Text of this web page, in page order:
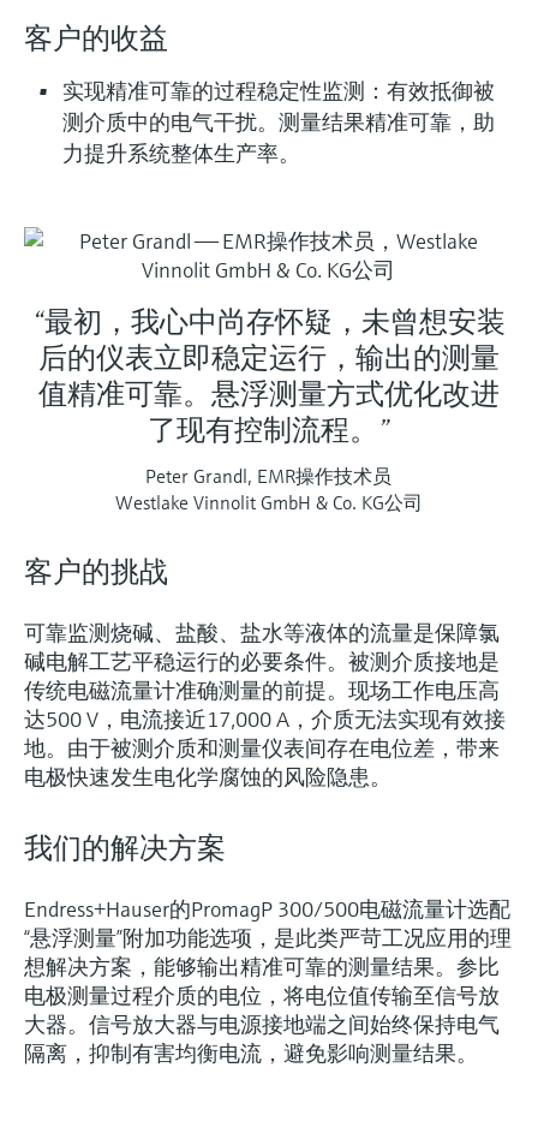
Device Viewer
查找产品具体信息和文档
备件查找工具
您可通过产品型号、订单代码或序列号，轻
Memosens数字技术
选购全部
客户的收益
实现精准可靠的过程稳定性监测：有效抵御被
测介质中的电气干扰。测量结果精准可靠，助
力提升系统整体生产率。
“最初，我心中尚存怀疑，未曾想安装
后的仪表立即稳定运行，输出的测量
值精准可靠。悬浮测量方式优化改进
了现有控制流程。”
Peter Grandl, EMR操作技术员
Westlake Vinnolit GmbH & Co. KG公司
客户的挑战
可靠监测烧碱、盐酸、盐水等液体的流量是保障氯
碱电解工艺平稳运行的必要条件。被测介质接地是
传统电磁流量计准确测量的前提。现场工作电压高
达500 V，电流接近17,000 A，介质无法实现有效接
地。由于被测介质和测量仪表间存在电位差，带来
电极快速发生电化学腐蚀的风险隐患。
我们的解决方案
Endress+Hauser的PromagP 300/500电磁流量计选配
“悬浮测量”附加功能选项，是此类严苛工况应用的理
想解决方案，能够输出精准可靠的测量结果。参比
电极测量过程介质的电位，将电位值传输至信号放
大器。信号放大器与电源接地端之间始终保持电气
隔离，抑制有害均衡电流，避免影响测量结果。